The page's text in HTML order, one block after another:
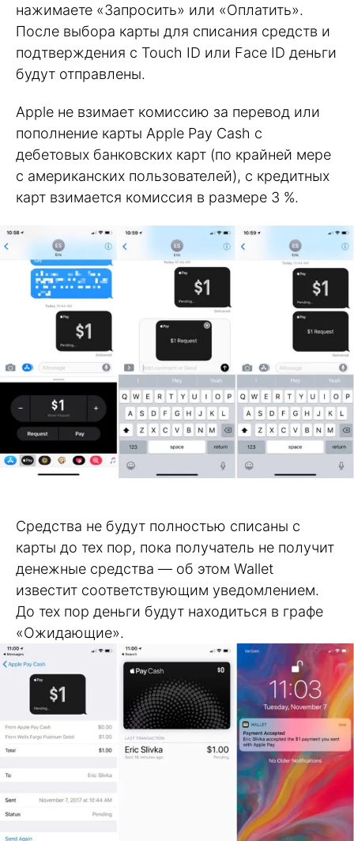
нажимаете «Запросить» или «Оплатить».
После выбора карты для списания средств и
подтверждения с Touch ID или Face ID деньги
будут отправлены.
Apple не взимает комиссию за перевод или
пополнение карты Apple Pay Cash с
дебетовых банковских карт (по крайней мере
с американских пользователей), с кредитных
карт взимается комиссия в размере 3 %.
Средства не будут полностью списаны с
карты до тех пор, пока получатель не получит
денежные средства — об этом Wallet
известит соответствующим уведомлением.
До тех пор деньги будут находиться в графе
«Ожидающие».